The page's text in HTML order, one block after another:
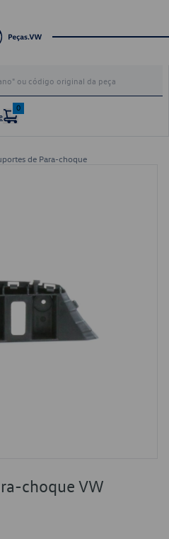
0
de Para-choque
choque VW